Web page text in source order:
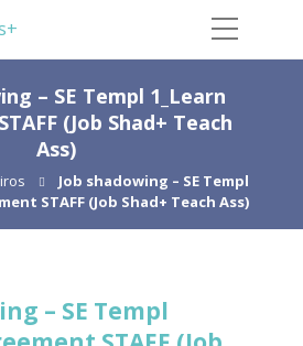
– SE Templ 1_Learn
(Job Shad+ Teach
Ass)
Job shadowing – SE Templ
STAFF (Job Shad+ Teach Ass)
– SE Templ